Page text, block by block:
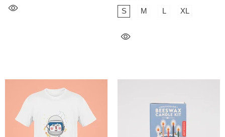
S M L XL